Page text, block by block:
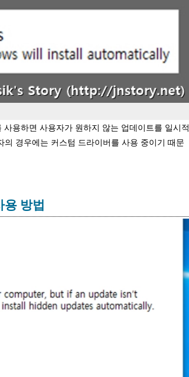
사용하면 사용자가 원하지 않는 업데이트를 일시적
경우에는 커스텀 드라이버를 사용 중이기 때문
방법